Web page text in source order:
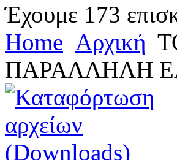
Έχουμε 173
Home Αρχική
ΠΑΡΑΛΛΗΛΗ